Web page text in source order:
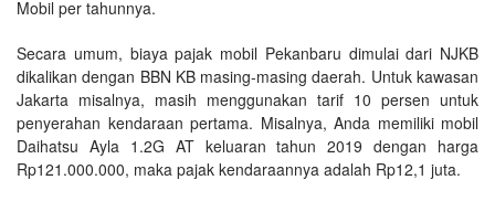
Mobil per tahunnya.
Secara umum, biaya pajak mobil Pekanbaru dimulai dari NJKB
dikalikan dengan BBN KB masing-masing daerah. Untuk kawasan
Jakarta misalnya, masih menggunakan tarif 10 persen untuk
penyerahan kendaraan pertama. Misalnya, Anda memiliki mobil
Daihatsu Ayla 1.2G AT keluaran tahun 2019 dengan harga
Rp121.000.000, maka pajak kendaraannya adalah Rp12,1 juta.